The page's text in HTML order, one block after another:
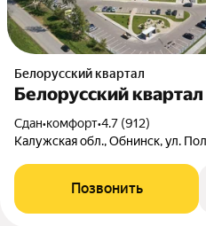
Белорусский квартал
Белорусский квартал
Сдан•комфорт•4.7 (912)
Калужская обл., Обнинск, ул.
Позвонить